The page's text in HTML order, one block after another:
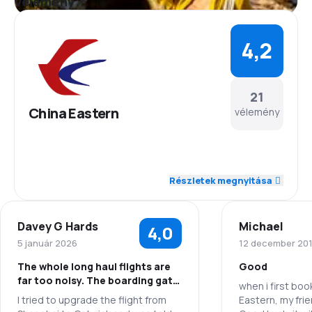
China Eastern
21
vélemény
4,2
Repülési hálózat 4,4
Jegyárak
Utazási kényelem 4,1
Részletek megnyitása
Davey G Hards
5 január 2026 4,0
The whole long haul flights are
far too noisy. The boarding gate
was changed at the last minute
and I nearly missed the flight
I tried to upgrade the flight from
Michael
12 december
Good
when i first
Eastern, my